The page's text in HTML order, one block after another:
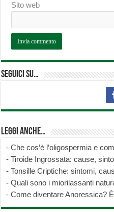
Sito web
Seguici su…
Leggi anche…
-Che cos’è l’oligospermia e
-Tiroide Ingrossata: cause,
-Tonsille Criptiche: sintomi,
-Quali sono i miorilassanti
-Come diventare Anoressica?